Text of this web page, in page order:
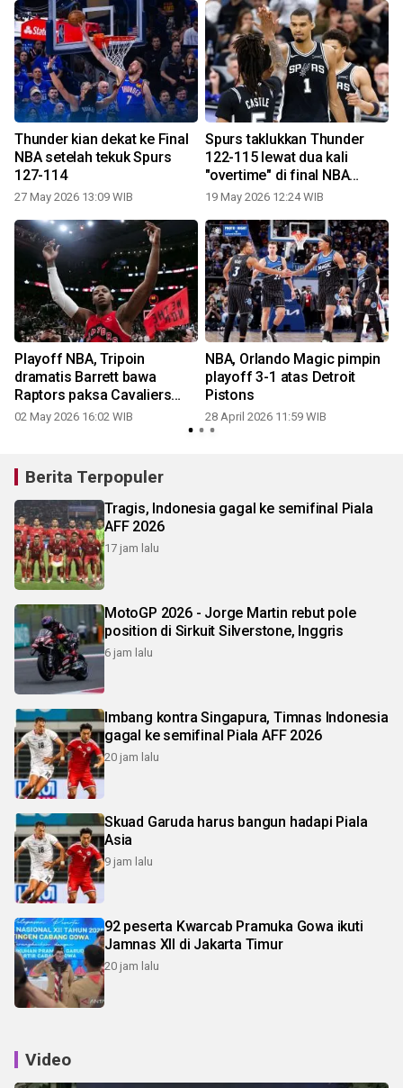
Thunder kian dekat ke Final
NBA setelah tekuk Spurs
127-114
27 May 2026 13:09 WIB
Spurs taklukkan Thunder
122-115 lewat dua kali
"overtime" di final NBA
Wilayah Barat
19 May 2026 12:24 WIB
Playoff NBA, Tripoin
dramatis Barrett bawa
Raptors paksa Cavaliers
mainkan Gim 7
02 May 2026 16:02 WIB
NBA, Orlando Magic pimpin
playoff 3-1 atas Detroit
Pistons
28 April 2026 11:59 WIB
Berita Terpopuler
Tragis, Indonesia gagal ke semifinal Piala
AFF 2026
17 jam lalu
MotoGP 2026 - Jorge Martin rebut pole
position di Sirkuit Silverstone, Inggris
6 jam lalu
Imbang kontra Singapura, Timnas Indonesia
gagal ke semifinal Piala AFF 2026
20 jam lalu
Skuad Garuda harus bangun hadapi Piala
Asia
9 jam lalu
92 peserta Kwarcab Pramuka Gowa ikuti
Jamnas XII di Jakarta Timur
20 jam lalu
Video